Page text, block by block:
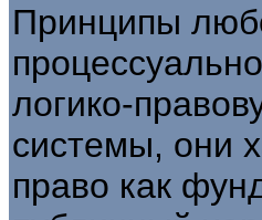
Принципы
логико-
системы, они
право как